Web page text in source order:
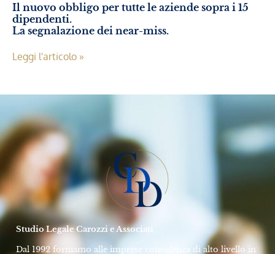
Il nuovo obbligo per tutte le aziende sopra i 15
dipendenti.
La segnalazione dei near-miss.
Leggi l'articolo »
Studio Legale Carozzi e Associati
Dal 1992 forniamo alle imprese consulenza di alto livello in